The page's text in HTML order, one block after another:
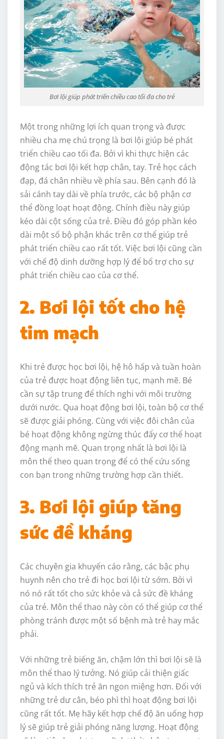
Bơi lội giúp phát triển chiều cao tối đa cho trẻ
Một trong những lợi ích quan trọng và được
nhiều cha mẹ chú trọng là bơi lội giúp bé phát
triển chiều cao tối đa. Bởi vì khi thực hiện các
động tác bơi lội kết hợp chân, tay. Trẻ học cách
đạp, đá chân nhiều về phía sau. Bên cạnh đó là
sải cánh tay dài về phía trước, các bộ phận cơ
thể đồng loạt hoạt động. Chính điều này giúp
kéo dài cột sống của trẻ. Điều đó góp phần kéo
dài một số bộ phận khác trên cơ thể giúp trẻ
phát triển chiều cao rất tốt. Việc bơi lội cũng cần
với chế độ dinh dưỡng hợp lý để bổ trợ cho sự
phát triển chiều cao của cơ thể.
2. Bơi lội tốt cho hệ
tim mạch
Khi trẻ được học bơi lội, hệ hô hấp và tuần hoàn
của trẻ được hoạt động liên tục, mạnh mẽ. Bé
cần sự tập trung để thích nghi với môi trường
dưới nước. Qua hoạt động bơi lội, toàn bộ cơ thể
sẽ được giải phóng. Cùng với việc đôi chân của
bé hoạt động không ngừng thúc đẩy cơ thể hoạt
động mạnh mẽ. Quan trọng nhất là bơi lội là
môn thể theo quan trọng để có thể cứu sống
con bạn trong những trường hợp cần thiết.
3. Bơi lội giúp tăng
sức đề kháng
Các chuyên gia khuyến cáo rằng, các bậc phụ
huynh nên cho trẻ đi học bơi lội từ sớm. Bởi vì
nó nó rất tốt cho sức khỏe và cả sức đề kháng
của trẻ. Môn thể thao này còn có thể giúp cơ thể
phòng tránh được một số bệnh mà trẻ hay mắc
phải.
Với những trẻ biếng ăn, chậm lớn thì bơi lội sẽ là
môn thể thao lý tưởng. Nó giúp cải thiện giấc
ngủ và kích thích trẻ ăn ngon miệng hơn. Đối với
những trẻ dư cân, béo phì thì hoạt động bơi lội
cũng rất tốt. Mẹ hãy kết hợp chế độ ăn uống hợp
lý sẽ giúp trẻ giải phóng năng lượng. Hoạt động